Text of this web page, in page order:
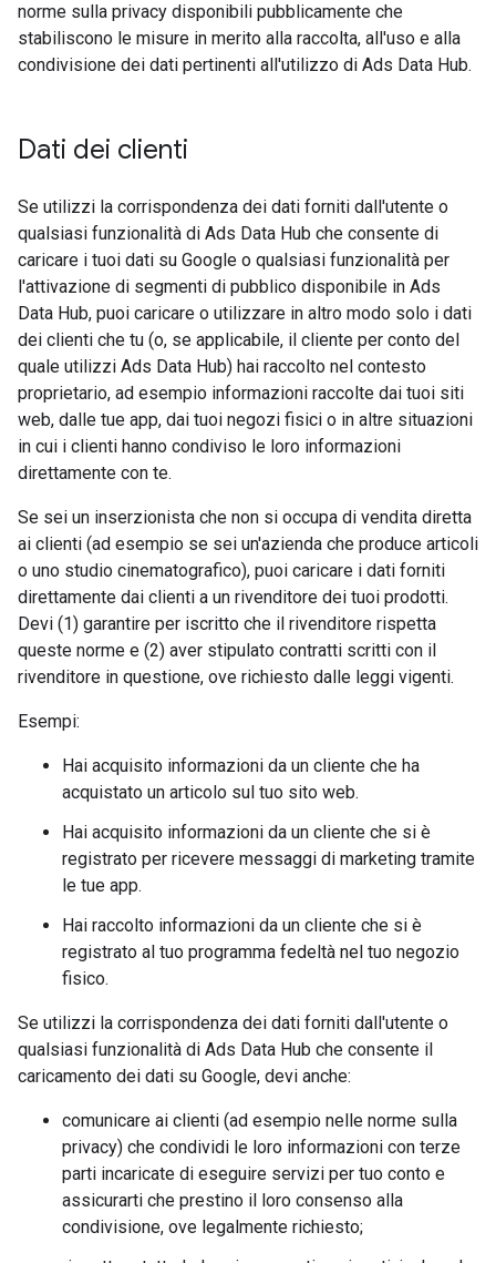
norme sulla privacy disponibili pubblicamente che
stabiliscono le misure in merito alla raccolta, all'uso e alla
condivisione dei dati pertinenti all'utilizzo di Ads Data Hub.
Dati dei clienti
Se utilizzi la corrispondenza dei dati forniti dall'utente o
qualsiasi funzionalità di Ads Data Hub che consente di
caricare i tuoi dati su Google o qualsiasi funzionalità per
l'attivazione di segmenti di pubblico disponibile in Ads
Data Hub, puoi caricare o utilizzare in altro modo solo i dati
dei clienti che tu (o, se applicabile, il cliente per conto del
quale utilizzi Ads Data Hub) hai raccolto nel contesto
proprietario, ad esempio informazioni raccolte dai tuoi siti
web, dalle tue app, dai tuoi negozi fisici o in altre situazioni
in cui i clienti hanno condiviso le loro informazioni
direttamente con te.
Se sei un inserzionista che non si occupa di vendita diretta
ai clienti (ad esempio se sei un'azienda che produce articoli
o uno studio cinematografico), puoi caricare i dati forniti
direttamente dai clienti a un rivenditore dei tuoi prodotti.
Devi (1) garantire per iscritto che il rivenditore rispetta
queste norme e (2) aver stipulato contratti scritti con il
rivenditore in questione, ove richiesto dalle leggi vigenti.
Esempi:
Hai acquisito informazioni da un cliente che ha
acquistato un articolo sul tuo sito web.
Hai acquisito informazioni da un cliente che si è
registrato per ricevere messaggi di marketing tramite
le tue app.
Hai raccolto informazioni da un cliente che si è
registrato al tuo programma fedeltà nel tuo negozio
fisico.
Se utilizzi la corrispondenza dei dati forniti dall'utente o
qualsiasi funzionalità di Ads Data Hub che consente il
caricamento dei dati su Google, devi anche:
comunicare ai clienti (ad esempio nelle norme sulla
privacy) che condividi le loro informazioni con terze
parti incaricate di eseguire servizi per tuo conto e
assicurarti che prestino il loro consenso alla
condivisione, ove legalmente richiesto;